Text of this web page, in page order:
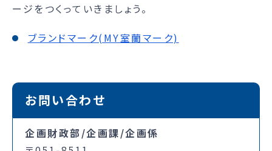
ージをつくっていきましょう。
ブランドマーク(MY室蘭マーク)
お問い合わせ
企画財政部/企画課/企画係